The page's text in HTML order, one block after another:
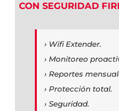
CON SEGURIDAD
› Wifi Extender.
› Monitoreo
› Reportes
› Protección total.
› Seguridad.